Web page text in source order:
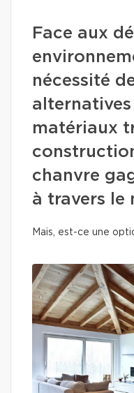
Face aux
nécessité
matériaux
chanvre
à travers le
Mais, est-ce une